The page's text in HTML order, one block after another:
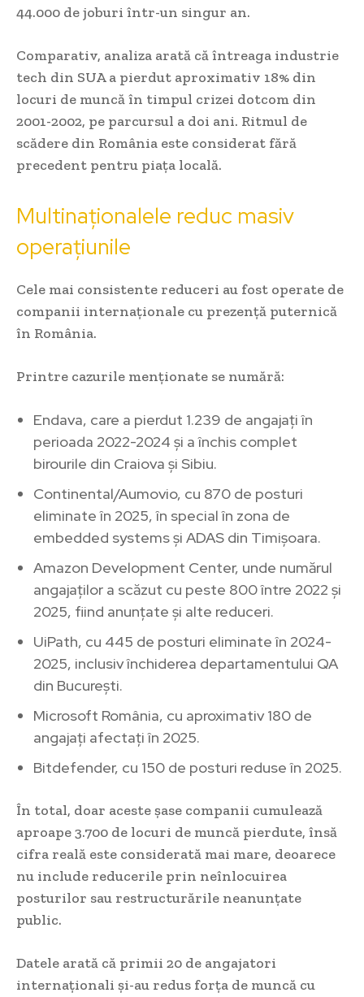
44.000 de joburi într-un singur an.
Comparativ, analiza arată că întreaga industrie
tech din SUA a pierdut aproximativ 18% din
locuri de muncă în timpul crizei dotcom din
2001-2002, pe parcursul a doi ani. Ritmul de
scădere din România este considerat fără
precedent pentru piața locală.
Multinaționalele reduc masiv
operațiunile
Cele mai consistente reduceri au fost operate de
companii internaționale cu prezență puternică
în România.
Printre cazurile menționate se numără:
Endava, care a pierdut 1.239 de angajați în
perioada 2022-2024 și a închis complet
birourile din Craiova și Sibiu.
Continental/Aumovio, cu 870 de posturi
eliminate în 2025, în special în zona de
embedded systems și ADAS din Timișoara.
Amazon Development Center, unde numărul
angajaților a scăzut cu peste 800 între 2022 și
2025, fiind anunțate și alte reduceri.
UiPath, cu 445 de posturi eliminate în 2024-
2025, inclusiv închiderea departamentului QA
din București.
Microsoft România, cu aproximativ 180 de
angajați afectați în 2025.
Bitdefender, cu 150 de posturi reduse în 2025.
În total, doar aceste șase companii cumulează
aproape 3.700 de locuri de muncă pierdute, însă
cifra reală este considerată mai mare, deoarece
nu include reducerile prin neînlocuirea
posturilor sau restructurările neanunțate
public.
Datele arată că primii 20 de angajatori
internaționali și-au redus forța de muncă cu